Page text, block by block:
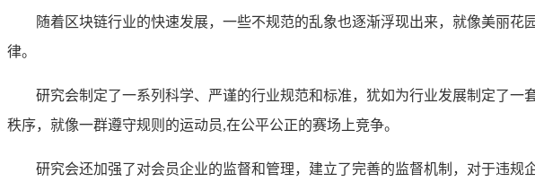
随着区块链行业的快速发展，一些不规范的乱象也逐渐浮现出来，就像美丽
律。
研究会制定了一系列科学、严谨的行业规范和标准，犹如为行业发展制定了
秩序，就像一群遵守规则的运动员,在公平公正的赛场上竞争。
研究会还加强了对会员企业的监督和管理，建立了完善的监督机制，对于违